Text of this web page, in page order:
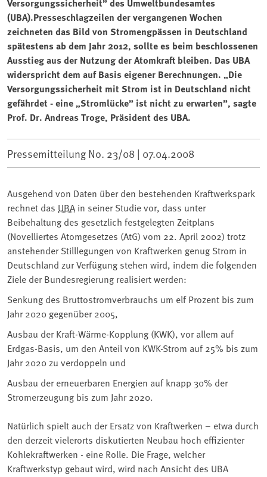
Versorgungssicherheit” des Umweltbundesamtes
(UBA).Presseschlagzeilen der vergangenen Wochen
zeichneten das Bild von Stromengpässen in Deutschland
spätestens ab dem Jahr 2012, sollte es beim beschlossenen
Ausstieg aus der Nutzung der Atomkraft bleiben. Das UBA
widerspricht dem auf Basis eigener Berechnungen. „Die
Versorgungssicherheit mit Strom ist in Deutschland nicht
gefährdet - eine „Stromlücke” ist nicht zu erwarten”, sagte
Prof. Dr. Andreas Troge, Präsident des UBA.
Pressemitteilung No. 23/08 | 07.04.2008
Ausgehend von Daten über den bestehenden Kraftwerkspark
rechnet das UBA in seiner Studie vor, dass unter
Beibehaltung des gesetzlich festgelegten Zeitplans
(Novelliertes Atomgesetzes (AtG) vom 22. April 2002) trotz
anstehender Stilllegungen von Kraftwerken genug Strom in
Deutschland zur Verfügung stehen wird, indem die folgenden
Ziele der Bundesregierung realisiert werden:
Senkung des Bruttostromverbrauchs um elf Prozent bis zum
Jahr 2020 gegenüber 2005,
Ausbau der Kraft-Wärme-Kopplung (KWK), vor allem auf
Erdgas-Basis, um den Anteil von KWK-Strom auf 25% bis zum
Jahr 2020 zu verdoppeln und
Ausbau der erneuerbaren Energien auf knapp 30% der
Stromerzeugung bis zum Jahr 2020.
Natürlich spielt auch der Ersatz von Kraftwerken – etwa durch
den derzeit vielerorts diskutierten Neubau hoch effizienter
Kohlekraftwerken - eine Rolle. Die Frage, welcher
Kraftwerkstyp gebaut wird, wird nach Ansicht des UBA